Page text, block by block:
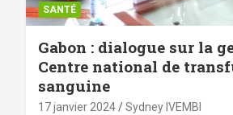
SANTÉ
Gabon : dialogue sur la
Centre national de
sanguine
17 janvier 2024 Sydney IVEMBI